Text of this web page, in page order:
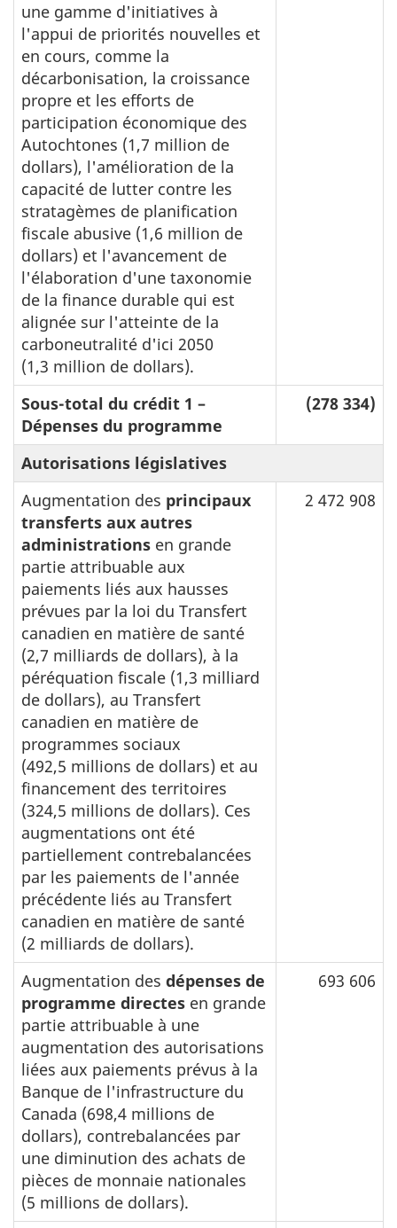
une gamme d'initiatives à
l'appui de priorités nouvelles et
en cours, comme la
décarbonisation, la croissance
propre et les efforts de
participation économique des
Autochtones (1,7 million de
dollars), l'amélioration de la
capacité de lutter contre les
stratagèmes de planification
fiscale abusive (1,6 million de
dollars) et l'avancement de
l'élaboration d'une taxonomie
de la finance durable qui est
alignée sur l'atteinte de la
carboneutralité d'ici 2050
(1,3 million de dollars).
Sous-total du crédit 1 –
Dépenses du programme
(278 334)
Autorisations législatives
Augmentation des principaux
transferts aux autres
administrations en grande
partie attribuable aux
paiements liés aux hausses
prévues par la loi du Transfert
canadien en matière de santé
(2,7 milliards de dollars), à la
péréquation fiscale (1,3 milliard
de dollars), au Transfert
canadien en matière de
programmes sociaux
(492,5 millions de dollars) et au
financement des territoires
(324,5 millions de dollars). Ces
augmentations ont été
partiellement contrebalancées
par les paiements de l'année
précédente liés au Transfert
canadien en matière de santé
(2 milliards de dollars).
2 472 908
Augmentation des dépenses de
programme directes en grande
partie attribuable à une
augmentation des autorisations
liées aux paiements prévus à la
Banque de l'infrastructure du
Canada (698,4 millions de
dollars), contrebalancées par
une diminution des achats de
pièces de monnaie nationales
(5 millions de dollars).
693 606